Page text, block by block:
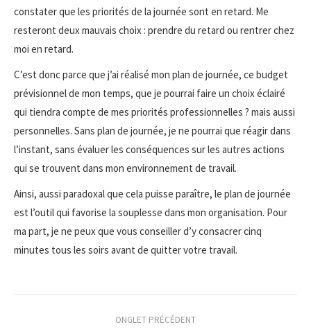
constater que les priorités de la journée sont en retard. Me
resteront deux mauvais choix : prendre du retard ou rentrer chez
moi en retard.
C’est donc parce que j’ai réalisé mon plan de journée, ce budget
prévisionnel de mon temps, que je pourrai faire un choix éclairé
qui tiendra compte de mes priorités professionnelles ? mais aussi
personnelles. Sans plan de journée, je ne pourrai que réagir dans
l’instant, sans évaluer les conséquences sur les autres actions
qui se trouvent dans mon environnement de travail.
Ainsi, aussi paradoxal que cela puisse paraître, le plan de journée
est l’outil qui favorise la souplesse dans mon organisation. Pour
ma part, je ne peux que vous conseiller d’y consacrer cinq
minutes tous les soirs avant de quitter votre travail.
ONGLET PRÉCÉDENT